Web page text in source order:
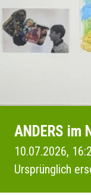
ANDERS im
10.07.2026,
Ursprünglich